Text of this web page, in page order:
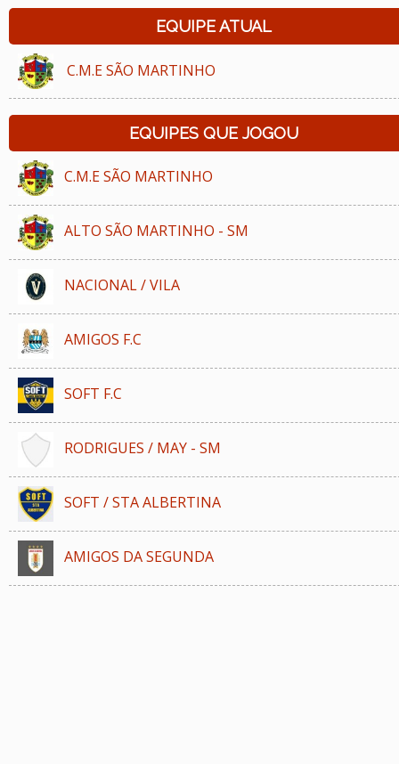
EQUIPE ATUAL
C.M.E SÃO MARTINHO
EQUIPES QUE JOGOU
C.M.E SÃO MARTINHO
ALTO SÃO MARTINHO - SM
NACIONAL / VILA
AMIGOS F.C
SOFT F.C
RODRIGUES / MAY - SM
SOFT / STA ALBERTINA
AMIGOS DA SEGUNDA